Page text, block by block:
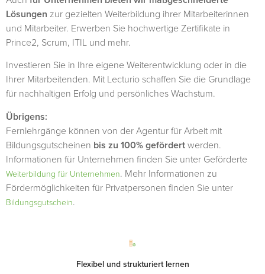
Lösungen zur gezielten Weiterbildung ihrer Mitarbeiterinnen
und Mitarbeiter. Erwerben Sie hochwertige Zertifikate in
Prince2, Scrum, ITIL und mehr.
Investieren Sie in Ihre eigene Weiterentwicklung oder in die
Ihrer Mitarbeitenden. Mit Lecturio schaffen Sie die Grundlage
für nachhaltigen Erfolg und persönliches Wachstum.
Übrigens:
Fernlehrgänge können von der Agentur für Arbeit mit
Bildungsgutscheinen bis zu 100% gefördert werden.
Informationen für Unternehmen finden Sie unter Geförderte
Weiterbildung für Unternehmen. Mehr Informationen zu
Fördermöglichkeiten für Privatpersonen finden Sie unter
Bildungsgutschein.
Flexibel und strukturiert lernen